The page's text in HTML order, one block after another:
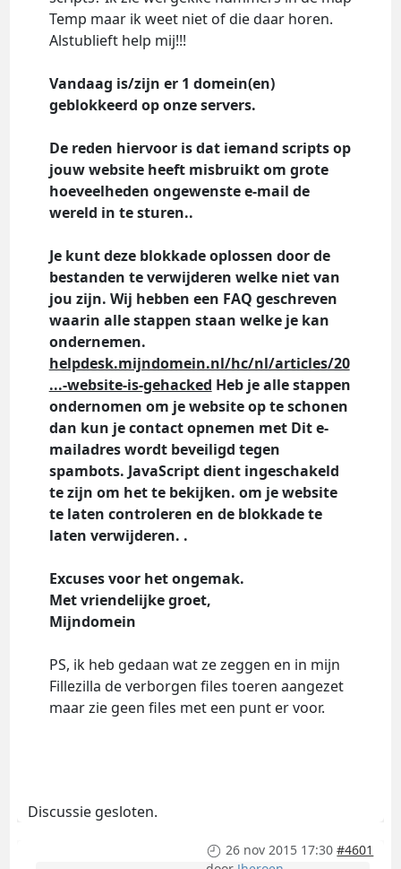
Temp maar ik weet niet of die daar horen.
Alstublieft help mij!!!
Vandaag is/zijn er 1 domein(en)
geblokkeerd op onze servers.
De reden hiervoor is dat iemand scripts op
jouw website heeft misbruikt om grote
hoeveelheden ongewenste e-mail de
wereld in te sturen..
Je kunt deze blokkade oplossen door de
bestanden te verwijderen welke niet van
jou zijn. Wij hebben een FAQ geschreven
waarin alle stappen staan welke je kan
ondernemen.
helpdesk.mijndomein.nl/hc/nl/articles/20
...-website-is-gehacked Heb je alle stappen
ondernomen om je website op te schonen
dan kun je contact opnemen met Dit e-
mailadres wordt beveiligd tegen
spambots. JavaScript dient ingeschakeld
te zijn om het te bekijken. om je website
te laten controleren en de blokkade te
laten verwijderen. .
Excuses voor het ongemak.
Met vriendelijke groet,
Mijndomein
PS, ik heb gedaan wat ze zeggen en in mijn
Fillezilla de verborgen files toeren aangezet
maar zie geen files met een punt er voor.
Discussie gesloten.
26 nov 2015 17:30 #4601